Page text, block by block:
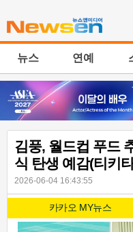
뉴스 연예
김풍, 월드컵 푸드
식 탄생 예감(티키
2026-06-04 16:43:55
카카오 MY뉴스